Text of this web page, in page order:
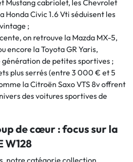
Mustang cabriolet, les Chevrolet
Honda Civic 1.6 Vti séduisent les
;
on retrouve la Mazda MX-5,
encore la Toyota GR Yaris,
génération de petites sportives ;
plus serrés (entre 3 000 € et 5
la Citroën Saxo VTS 8v offrent
des voitures sportives de
de cœur : focus sur la
W128
notre catégorie collection